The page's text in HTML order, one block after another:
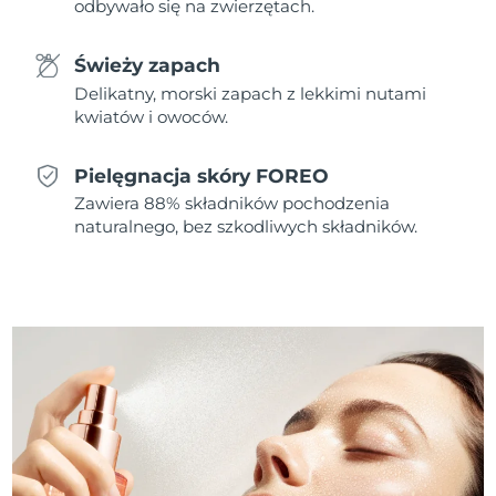
odbywało się na zwierzętach.
Świeży zapach
Delikatny, morski zapach z lekkimi nutami
kwiatów i owoców.
Pielęgnacja skóry FOREO
Zawiera 88% składników pochodzenia
naturalnego, bez szkodliwych składników.
Holandia
Nowa Zelandia
Norwegia
Oczekiwany czas dostawy
8/11/26
Polska
Oczekiwany czas dostawy
8/9/26
Portugalia
Oczekiwany czas dostawy
8/8/26